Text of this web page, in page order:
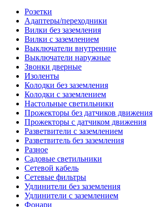
Розетки
Адаптеры/переходники
Вилки без заземления
Вилки с заземлением
Выключатели внутренние
Выключатели наружные
Звонки дверные
Изоленты
Колодки без заземления
Колодки с заземлением
Настольные светильники
Прожекторы без датчиков движения
Прожекторы с датчиком движения
Разветвители с заземлением
Разветвитель без заземления
Разное
Садовые светильники
Сетевой кабель
Сетевые фильтры
Удлинители без заземления
Удлинители с заземлением
Фонари